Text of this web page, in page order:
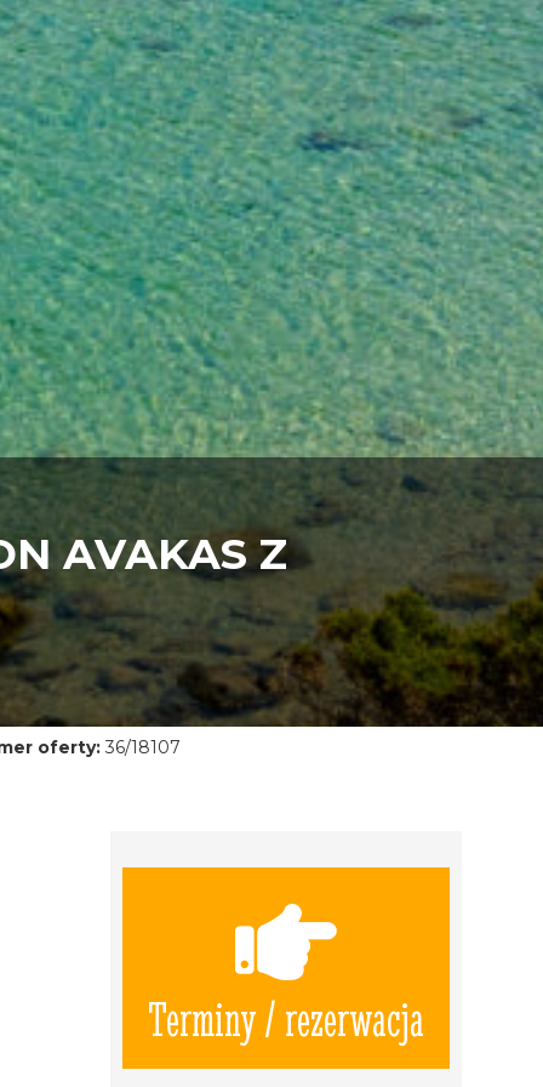
AVAKAS Z
oferty:36/18107
Terminy / rezerwacja